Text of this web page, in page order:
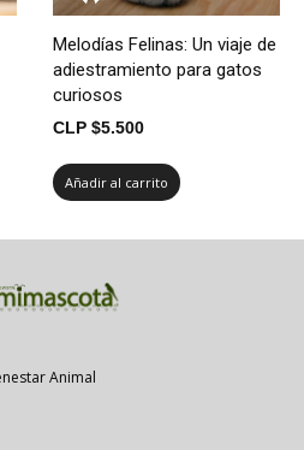
Melodías Felinas: Un viaje de
adiestramiento para gatos
curiosos
CLP $5.500
Añadir al carrito
Animal